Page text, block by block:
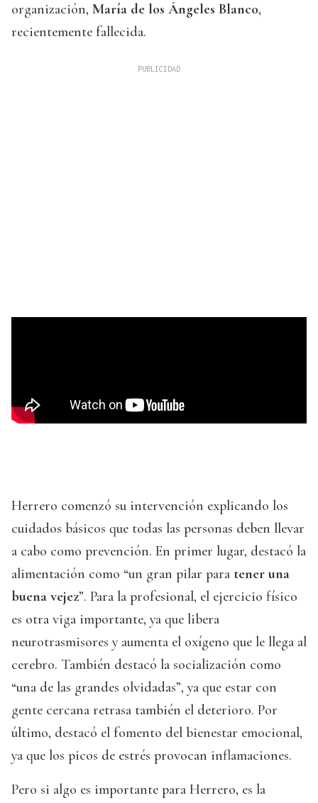
organización, María de los Ángeles Blanco,
recientemente fallecida.
Herrero comenzó su intervención explicando los
cuidados básicos que todas las personas deben llevar
a cabo como prevención. En primer lugar, destacó la
alimentación como “un gran pilar para tener una
buena vejez”. Para la profesional, el ejercicio físico
es otra viga importante, ya que libera
neurotrasmisores y aumenta el oxígeno que le llega al
cerebro. También destacó la socialización como
“una de las grandes olvidadas”, ya que estar con
gente cercana retrasa también el deterioro. Por
último, destacó el fomento del bienestar emocional,
ya que los picos de estrés provocan inflamaciones.
Pero si algo es importante para Herrero, es la